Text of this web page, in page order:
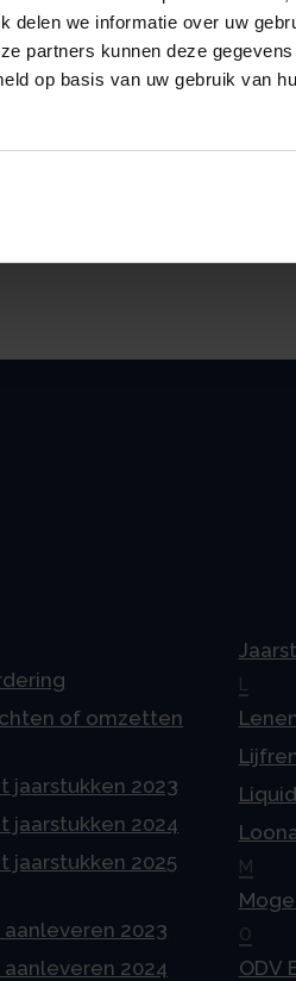
delen we informatie over uw
partners kunnen deze
op basis van uw gebruik van
van een deel van het
grote en luxe keuken,
zwembad.
De BV heeft volgens
onrechte in aftrek
het verbouwde pand
gecorrigeerd door het
naheffingsaanslagen
of omzetten
jaarstukken 2023
jaarstukken 2024
jaarstukken 2025
2023
2024
M
O
ODV